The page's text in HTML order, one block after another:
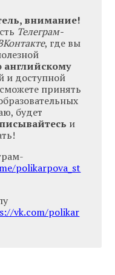
внимание!
Телеграм-
, где вы
английскому
и доступной
принять
будет
и
polikarpova_st
vk.com/polikar